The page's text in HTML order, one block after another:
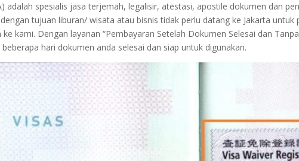
adalah spesialis jasa terjemah, legalisir, atestasi, apostile dokumen dan
tujuan liburan/ wisata atau bisnis tidak perlu datang ke Jakarta
kami. Dengan layanan “Pembayaran Setelah Dokumen Selesai dan
hari dokumen anda selesai dan siap untuk digunakan.